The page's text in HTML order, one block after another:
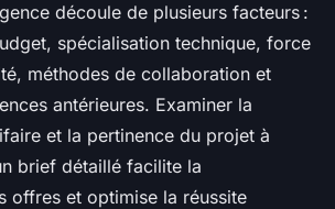
découle de plusieurs facteurs :
spécialisation technique, force
méthodes de collaboration et
antérieures. Examiner la
et la pertinence du projet à
brief détaillé facilite la
offres et optimise la réussite